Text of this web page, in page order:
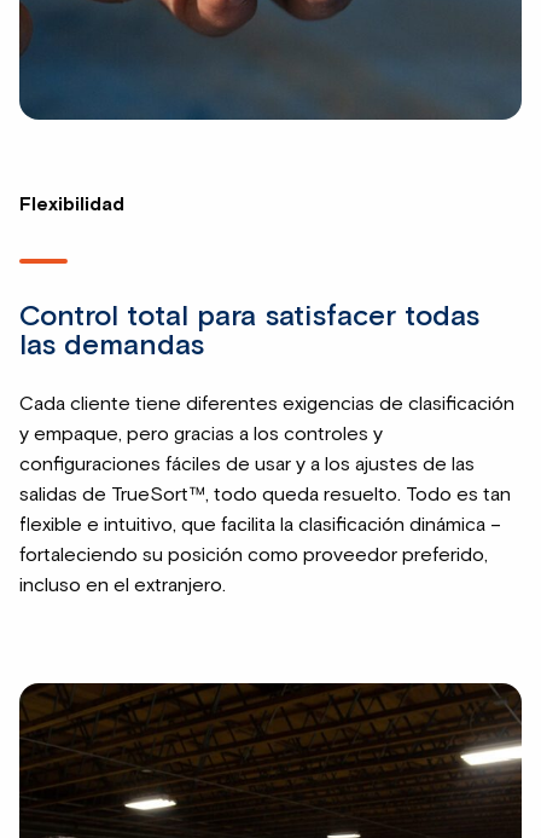
Flexibilidad
Control total para satisfacer todas
las demandas
Cada cliente tiene diferentes exigencias de clasificación
y empaque, pero gracias a los controles y
configuraciones fáciles de usar y a los ajustes de las
salidas de TrueSort™, todo queda resuelto. Todo es tan
flexible e intuitivo, que facilita la clasificación dinámica –
fortaleciendo su posición como proveedor preferido,
incluso en el extranjero.